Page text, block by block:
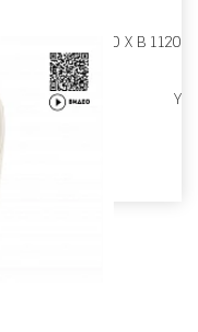
Ш 720 X Г 950 X В 1120
Y